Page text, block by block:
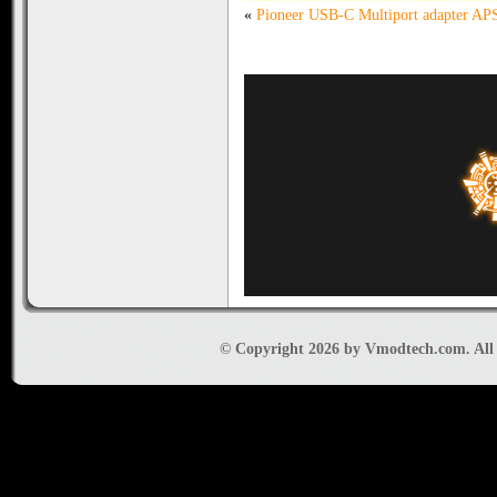
« Pioneer USB-C Multiport adapter
© Copyright 2026 by Vmodtech.com.